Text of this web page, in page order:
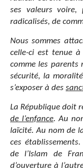
ses valeurs
radicalisés, de
Nous sommes
celle-ci est tenue à
comme les parents
sécurité, la
s’exposer à des
La République doit
de l’enfance. Au
laïcité. Au nom de
ces
de l’Islam de
d’ouverture à